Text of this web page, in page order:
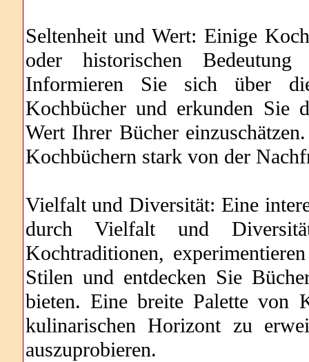
Seltenheit und Wert: Einige
oder historischen
Informieren Sie sich über
Kochbücher und erkunden Sie
Wert Ihrer Bücher
Kochbüchern stark von der
Vielfalt und Diversität: Eine
durch Vielfalt und
Kochtraditionen,
Stilen und entdecken Sie
bieten. Eine breite Palette von
kulinarischen Horizont zu
auszuprobieren.